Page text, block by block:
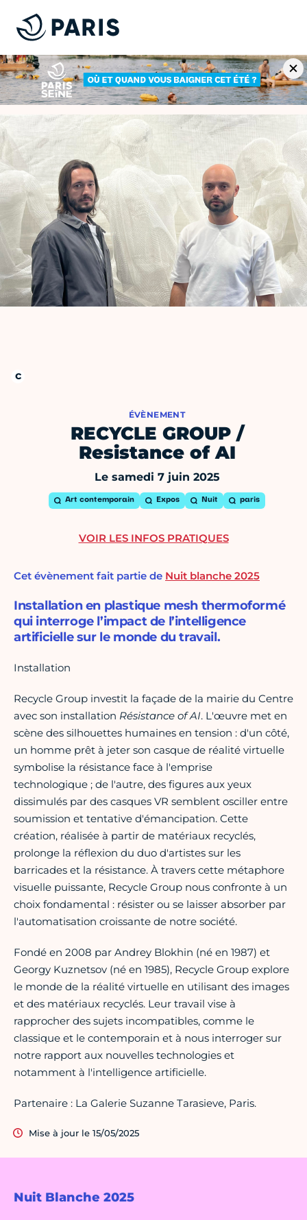
ÉVÈNEMENT
RECYCLE GROUP /
Resistance of AI
Le samedi 7 juin 2025
Art contemporain Expos Nuit paris
Nuit Blanche 2025
Cet évènement fait partie de Nuit blanche 2025
Installation en plastique mesh thermoformé
qui interroge l’impact de l’intelligence
artificielle sur le monde du travail.
Installation
Recycle Group investit la façade de la mairie du Centre
avec son installation Résistance of AI. L'œuvre met en
scène des silhouettes humaines en tension : d'un côté,
un homme prêt à jeter son casque de réalité virtuelle
symbolise la résistance face à l'emprise
technologique ; de l'autre, des figures aux yeux
dissimulés par des casques VR semblent osciller entre
soumission et tentative d'émancipation. Cette
création, réalisée à partir de matériaux recyclés,
prolonge la réflexion du duo d'artistes sur les
barricades et la résistance. À travers cette métaphore
visuelle puissante, Recycle Group nous confronte à un
choix fondamental : résister ou se laisser absorber par
l'automatisation croissante de notre société.
Fondé en 2008 par Andrey Blokhin (né en 1987) et
Georgy Kuznetsov (né en 1985), Recycle Group explore
le monde de la réalité virtuelle en utilisant des images
et des matériaux recyclés. Leur travail vise à
rapprocher des sujets incompatibles, comme le
classique et le contemporain et à nous interroger sur
notre rapport aux nouvelles technologies et
notamment à l'intelligence artificielle.
Partenaire : La Galerie Suzanne Tarasieve, Paris.
Mise à jour le 15/05/2025
VOIR LES INFOS PRATIQUES